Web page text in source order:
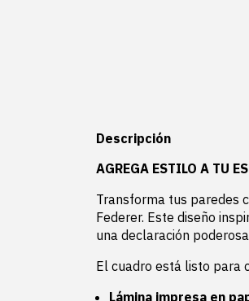
Descripción
AGREGA ESTILO A TU
Transforma tus paredes
Federer. Este diseño
una declaración
El cuadro está listo para
Lámina impresa en